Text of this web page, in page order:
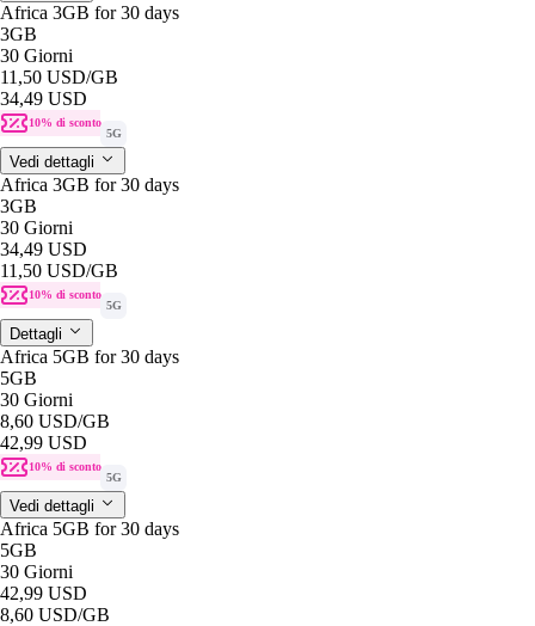
Africa 3GB for 30 days
3GB
30 Giorni
11,50 USD/GB
34,49 USD
10% di sconto
5G
Vedi dettagli
Africa 3GB for 30 days
3GB
30 Giorni
34,49 USD
11,50 USD/GB
10% di sconto
5G
Dettagli
Africa 5GB for 30 days
5GB
30 Giorni
8,60 USD/GB
42,99 USD
10% di sconto
5G
Vedi dettagli
Africa 5GB for 30 days
5GB
30 Giorni
42,99 USD
8,60 USD/GB